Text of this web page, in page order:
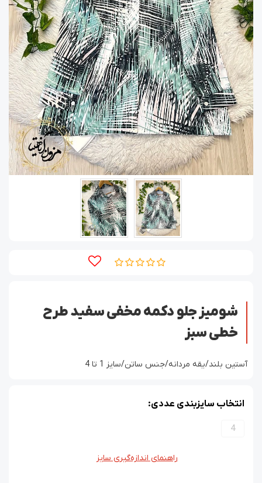
شومیز جلو دکمه مخفی سفید طرح
خطی سبز
آستین بلند/یقه مردانه/جنس ساتن/سایز 1 تا 4
انتخاب سایزبندی عددی:
4
راهنمای اندازه‌گیری سایز